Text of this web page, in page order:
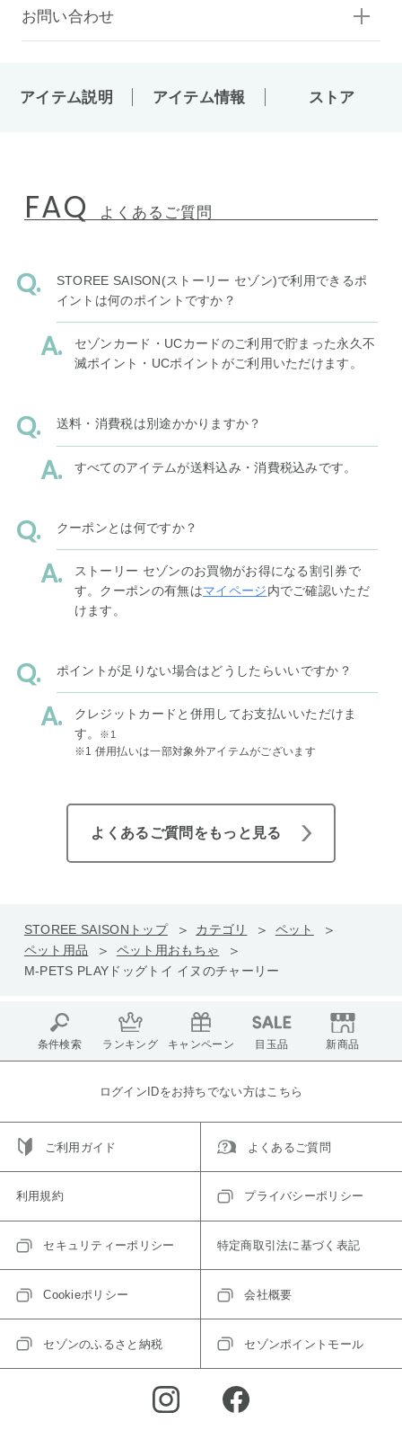
お問い合わせ
アイテム説明 アイテム情報 ストア
FAQ よくあるご質問
STOREE SAISON(ストーリー セゾン)で利用できるポ
イントは何のポイントですか？
セゾンカード・UCカードのご利用で貯まった永久不
滅ポイント・UCポイントがご利用いただけます。
送料・消費税は別途かかりますか？
すべてのアイテムが送料込み・消費税込みです。
クーポンとは何ですか？
ストーリー セゾンのお買物がお得になる割引券で
す。クーポンの有無はマイページ内でご確認いただ
けます。
ポイントが足りない場合はどうしたらいいですか？
クレジットカードと併用してお支払いいただけま
す。
※1
※1 併用払いは一部対象外アイテムがございます
よくあるご質問をもっと見る
STOREE SAISONトップ カテゴリ
ペット
ペット用品
ペット用おもちゃ
M-PETS PLAYドッグトイ イヌのチャーリー
条件検索 ランキング キャンペーン 目玉品 新商品
ログインIDをお持ちでない方はこちら
ご利用ガイド よくあるご質問
利用規約 プライバシーポリシー
セキュリティーポリシー 特定商取引法に基づく表記
Cookieポリシー 会社概要
セゾンのふるさと納税 セゾンポイントモール